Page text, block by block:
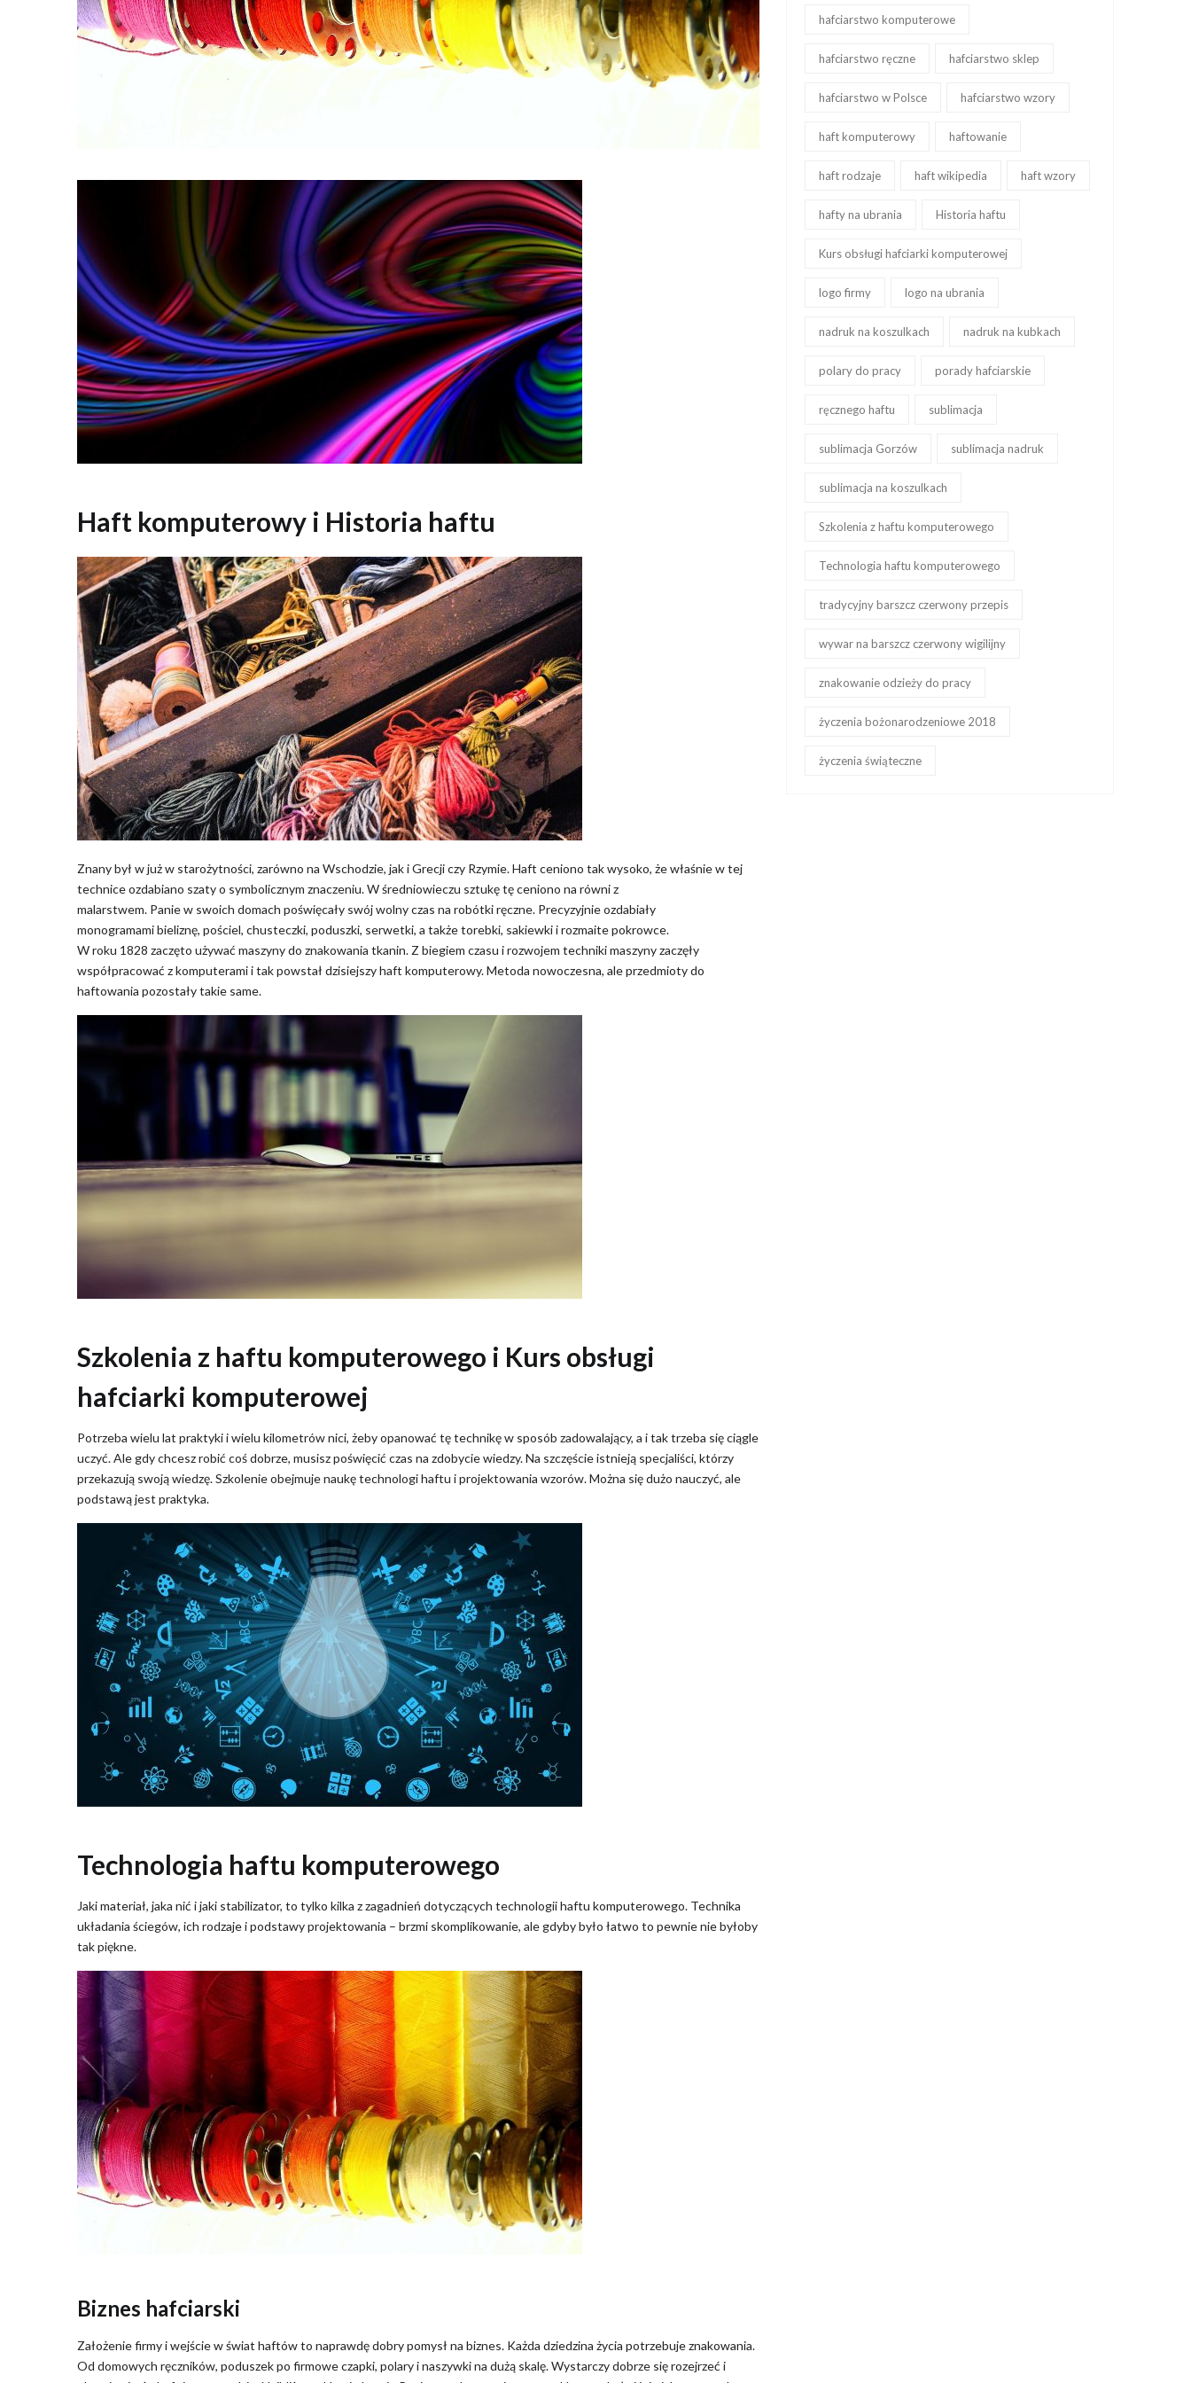
Haft komputerowy i Historia haftu
Znany był w już w starożytności, zarówno na Wschodzie, jak i Grecji czy Rzymie. Haft ceniono tak wysoko, że właśnie w tej
technice ozdabiano szaty o symbolicznym znaczeniu. W średniowieczu sztukę tę ceniono na równi z
malarstwem. Panie w swoich domach poświęcały swój wolny czas na robótki ręczne. Precyzyjnie ozdabiały
monogramami bieliznę, pościel, chusteczki, poduszki, serwetki, a także torebki, sakiewki i rozmaite pokrowce.
W roku 1828 zaczęto używać maszyny do znakowania tkanin. Z biegiem czasu i rozwojem techniki maszyny zaczęły
współpracować z komputerami i tak powstał dzisiejszy haft komputerowy. Metoda nowoczesna, ale przedmioty do
haftowania pozostały takie same.
Szkolenia z haftu komputerowego i Kurs obsługi
hafciarki komputerowej
Potrzeba wielu lat praktyki i wielu kilometrów nici, żeby opanować tę technikę w sposób zadowalający, a i tak trzeba się ciągle
uczyć. Ale gdy chcesz robić coś dobrze, musisz poświęcić czas na zdobycie wiedzy. Na szczęście istnieją specjaliści, którzy
przekazują swoją wiedzę. Szkolenie obejmuje naukę technologi haftu i projektowania wzorów. Można się dużo nauczyć, ale
podstawą jest praktyka.
Technologia haftu komputerowego
Jaki materiał, jaka nić i jaki stabilizator, to tylko kilka z zagadnień dotyczących technologii haftu komputerowego. Technika
układania ściegów, ich rodzaje i podstawy projektowania – brzmi skomplikowanie, ale gdyby było łatwo to pewnie nie byłoby
tak piękne.
Biznes hafciarski
Założenie firmy i wejście w świat haftów to naprawdę dobry pomysł na biznes. Każda dziedzina życia potrzebuje znakowania.
Od domowych ręczników, poduszek po firmowe czapki, polary i naszywki na dużą skalę. Wystarczy dobrze się rozejrzeć i
hafciarstwo komputerowe
hafciarstwo ręczne hafciarstwo sklep
hafciarstwo w Polsce hafciarstwo wzory
haft komputerowy haftowanie
haft rodzaje haft wikipedia haft wzory
hafty na ubrania Historia haftu
Kurs obsługi hafciarki komputerowej
logo firmy logo na ubrania
nadruk na koszulkach nadruk na kubkach
polary do pracy porady hafciarskie
ręcznego haftu sublimacja
sublimacja Gorzów sublimacja nadruk
sublimacja na koszulkach
Szkolenia z haftu komputerowego
Technologia haftu komputerowego
tradycyjny barszcz czerwony przepis
wywar na barszcz czerwony wigilijny
znakowanie odzieży do pracy
życzenia bożonarodzeniowe 2018
życzenia świąteczne